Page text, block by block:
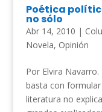
Poética
no sólo
Abr 14, 2010 |
Novela, Opinión
Por Elvira
basta con
literatura no